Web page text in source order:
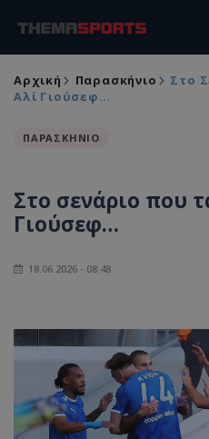
Αρχική Παρασκήνιο
Στο
Αλί Γιούσεφ…
ΠΑΡΑΣΚΗΝΙΟ
Στο σενάριο που
Γιούσεφ…
18.06.2026 - 08:48